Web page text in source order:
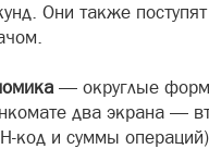
Они также
— округлые
два экрана —
код и суммы